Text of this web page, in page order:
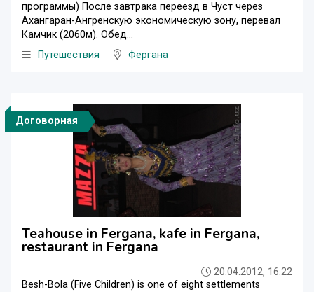
программы) После завтрака переезд в Чуст через
Ахангаран-Ангренскую экономическую зону, перевал
Камчик (2060м). Обед...
Путешествия
Фергана
Договорная
Teahouse in Fergana, kafe in Fergana,
restaurant in Fergana
20.04.2012, 16:22
Besh-Bola (Five Children) is one of eight settlements